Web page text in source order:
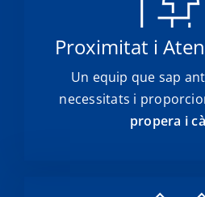
Proximitat i
Un equip que sap
necessitats i
propera i